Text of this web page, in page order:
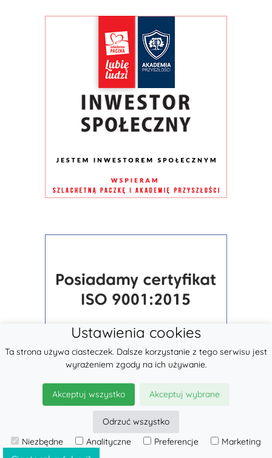
© 2026LennyLamb sp. z o.o.
Ustawienia cookies
Ta strona używa ciasteczek. Dalsze korzystanie z tego serwisu jest
wyrażeniem zgody na ich używanie.
Akceptuj wszystko Akceptuj wybrane
Odrzuć wszystko
Niezbędne
Analityczne Preferencje Marketing